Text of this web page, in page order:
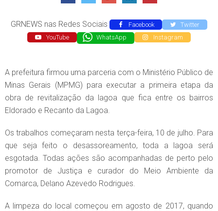
GRNEWS nas Redes Sociais Facebook
Twitter
YouTube
WhatsApp Instagram
A prefeitura firmou uma parceria com o Ministério Público de
Minas Gerais (MPMG) para executar a primeira etapa da
obra de revitalização da lagoa que fica entre os bairros
Eldorado e Recanto da Lagoa.
Os trabalhos começaram nesta terça-feira, 10 de julho. Para
que seja feito o desassoreamento, toda a lagoa será
esgotada. Todas ações são acompanhadas de perto pelo
promotor de Justiça e curador do Meio Ambiente da
Comarca, Delano Azevedo Rodrigues.
A limpeza do local começou em agosto de 2017, quando